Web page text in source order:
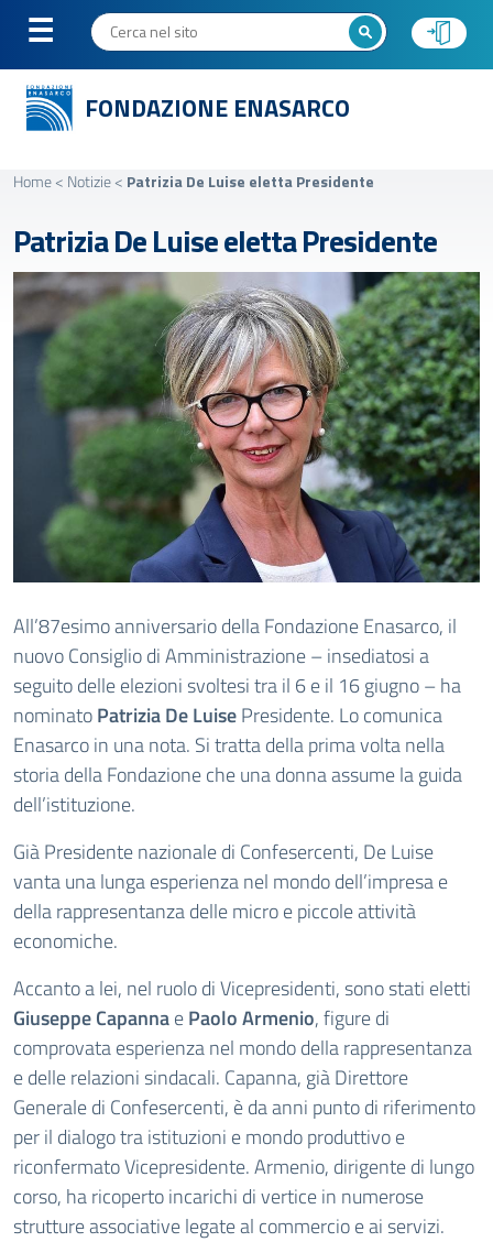
FONDAZIONE ENASARCO
Home< Notizie< Patrizia De Luise eletta Presidente
Patrizia De Luise eletta Presidente
All’87esimo anniversario della Fondazione Enasarco, il
nuovo Consiglio di Amministrazione – insediatosi a
seguito delle elezioni svoltesi tra il 6 e il 16 giugno – ha
nominatoPatrizia De LuisePresidente. Lo comunica
Enasarco in una nota. Si tratta della prima volta nella
storia della Fondazione che una donna assume la guida
dell’istituzione.
Già Presidente nazionale di Confesercenti, De Luise
vanta una lunga esperienza nel mondo dell’impresa e
della rappresentanza delle micro e piccole attività
economiche.
Accanto a lei, nel ruolo di Vicepresidenti, sono stati eletti
Giuseppe CapannaePaolo Armenio, figure di
comprovata esperienza nel mondo della rappresentanza
e delle relazioni sindacali. Capanna, già Direttore
Generale di Confesercenti, è da anni punto di riferimento
per il dialogo tra istituzioni e mondo produttivo e
riconfermato Vicepresidente. Armenio, dirigente di lungo
corso, ha ricoperto incarichi di vertice in numerose
strutture associative legate al commercio e ai servizi.